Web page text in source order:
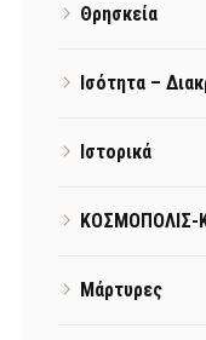
Θρησκεία
Ισότητα –
Ιστορικά
ΚΟΣΜΟΠΟΛΙΣ-
Μάρτυρες